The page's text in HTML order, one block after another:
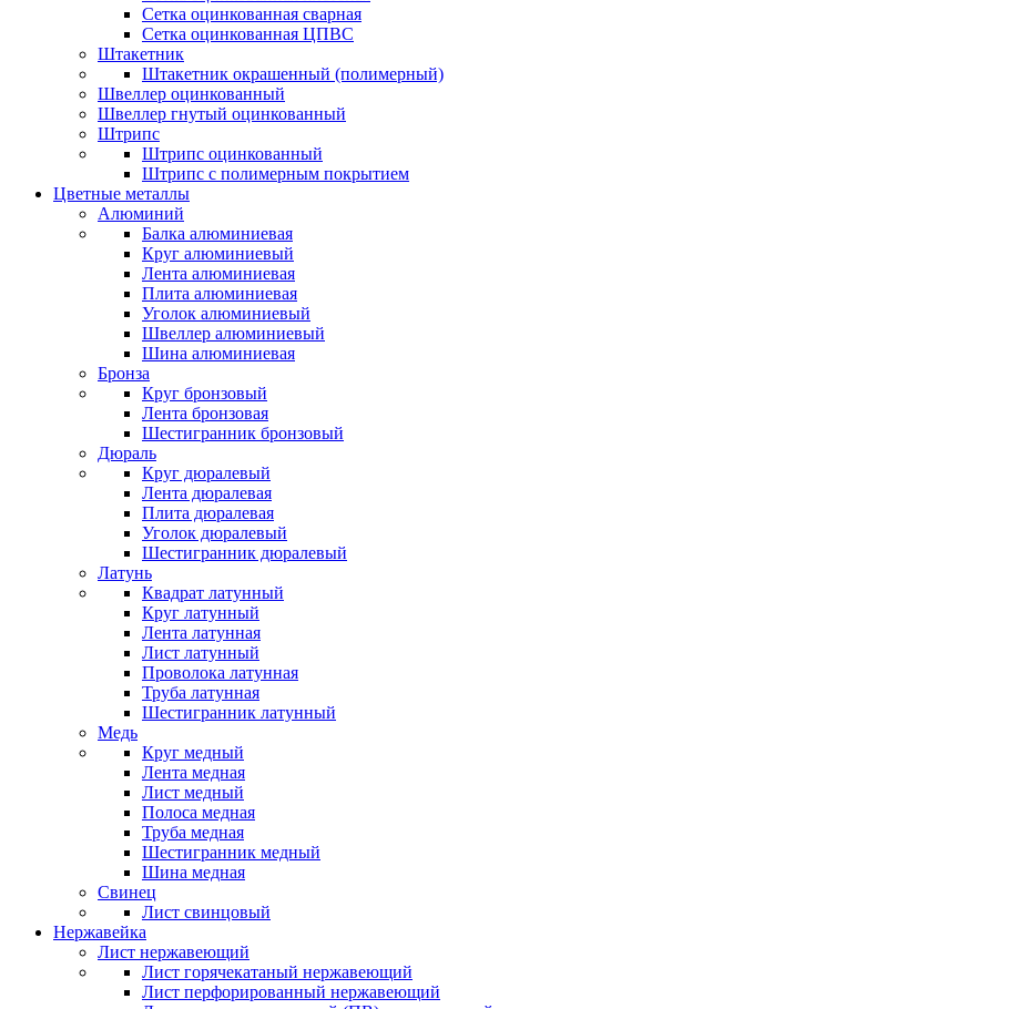
Сетка оцинкованная сварная
Сетка оцинкованная ЦПВС
Штакетник
Штакетник окрашенный (полимерный)
Швеллер оцинкованный
Швеллер гнутый оцинкованный
Штрипс
Штрипс оцинкованный
Штрипс с полимерным покрытием
Цветные металлы
Алюминий
Балка алюминиевая
Круг алюминиевый
Лента алюминиевая
Плита алюминиевая
Уголок алюминиевый
Швеллер алюминиевый
Шина алюминиевая
Бронза
Круг бронзовый
Лента бронзовая
Шестигранник бронзовый
Дюраль
Круг дюралевый
Лента дюралевая
Плита дюралевая
Уголок дюралевый
Шестигранник дюралевый
Латунь
Квадрат латунный
Круг латунный
Лента латунная
Лист латунный
Проволока латунная
Труба латунная
Шестигранник латунный
Медь
Круг медный
Лента медная
Лист медный
Полоса медная
Труба медная
Шестигранник медный
Шина медная
Свинец
Лист свинцовый
Нержавейка
Лист нержавеющий
Лист горячекатаный нержавеющий
Лист перфорированный нержавеющий